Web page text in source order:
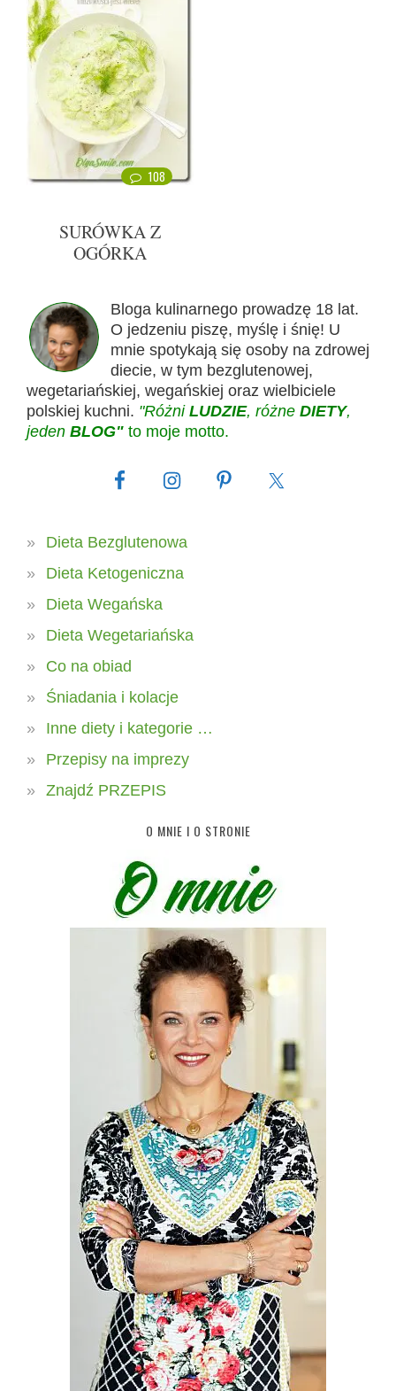
108
SURÓWKA Z
OGÓRKA
Bloga kulinarnego prowadzę 18 lat.
O jedzeniu piszę, myślę i śnię! U
mnie spotykają się osoby na zdrowej
diecie, w tym bezglutenowej,
wegetariańskiej, wegańskiej oraz wielbiciele
polskiej kuchni. "Różni LUDZIE, różne DIETY,
jeden BLOG" to moje motto.
Dieta Bezglutenowa
Dieta Ketogeniczna
Dieta Wegańska
Dieta Wegetariańska
Co na obiad
Śniadania i kolacje
Inne diety i kategorie …
Przepisy na imprezy
Znajdź PRZEPIS
O MNIE I O STRONIE